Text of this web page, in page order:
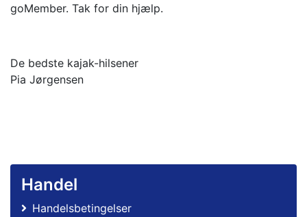
goMember. Tak for din hjælp.
De bedste kajak-hilsener
Pia Jørgensen
Handel
Handelsbetingelser